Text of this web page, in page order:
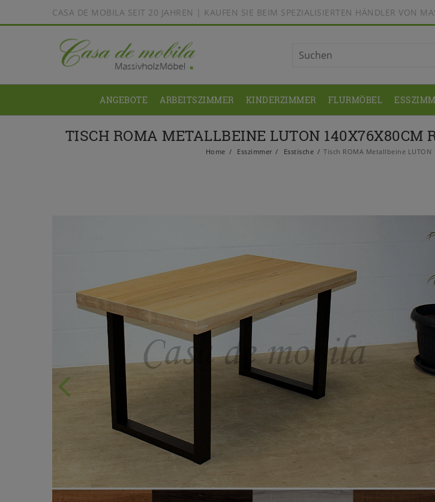
CASA DE MOBILA SEIT 20 JAHREN | KAUFEN SIE BEIM SPEZIALISIERTEN HÄNDLER VON
ANGEBOTE ARBEITSZIMMER KINDERZIMMER FLURMÖBEL
TISCH ROMA METALLBEINE LUTON 140X76X80CM
Home Esszimmer Esstische Tisch ROMA Metallbeine